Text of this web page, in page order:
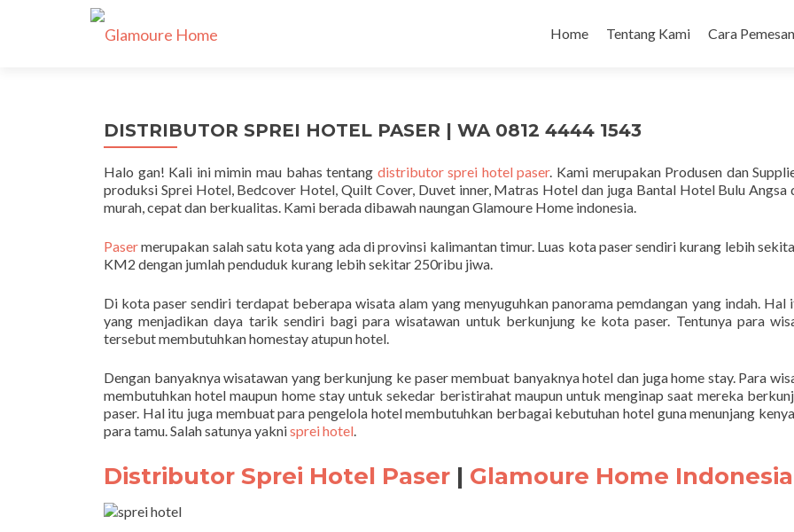
Home Tentang Kami Cara
DISTRIBUTOR SPREI HOTEL PASER | WA 0812 4444 1543
Halo gan! Kali ini mimin mau bahas tentang distributor sprei hotel paser. Kami merupakan Produsen dan
produksi Sprei Hotel, Bedcover Hotel, Quilt Cover, Duvet inner, Matras Hotel dan juga Bantal Hotel Bulu Angsa
murah, cepat dan berkualitas. Kami berada dibawah naungan Glamoure Home indonesia.
Pasermerupakan salah satu kota yang ada di provinsi kalimantan timur. Luas kota paser sendiri kurang lebih
KM2 dengan jumlah penduduk kurang lebih sekitar 250ribu jiwa.
Di kota paser sendiri terdapat beberapa wisata alam yang menyuguhkan panorama pemdangan yang indah. Hal
yang menjadikan daya tarik sendiri bagi para wisatawan untuk berkunjung ke kota paser. Tentunya para
tersebut membutuhkan homestay atupun hotel.
Dengan banyaknya wisatawan yang berkunjung ke paser membuat banyaknya hotel dan juga home stay. Para
membutuhkan hotel maupun home stay untuk sekedar beristirahat maupun untuk menginap saat mereka
paser. Hal itu juga membuat para pengelola hotel membutuhkan berbagai kebutuhan hotel guna menunjang
para tamu. Salah satunya yaknisprei hotel.
Distributor Sprei Hotel Paser | Glamoure Home Indonesia